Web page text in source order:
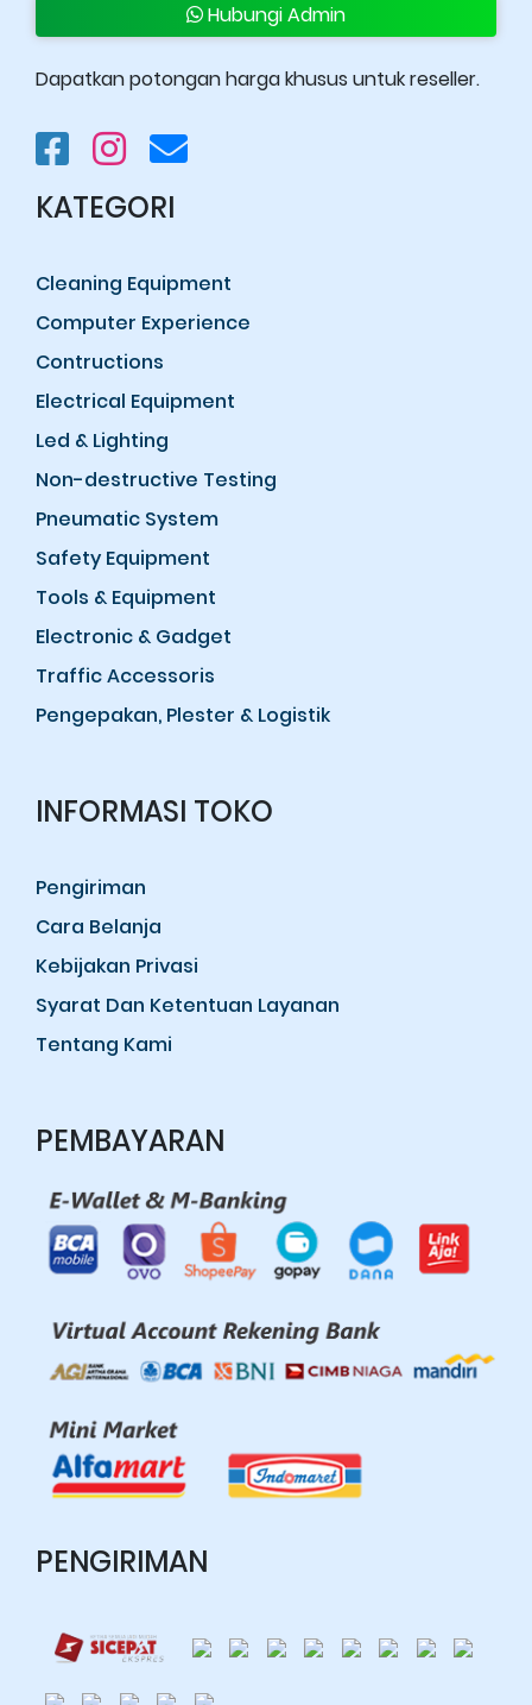
Hubungi Admin
Dapatkan potongan harga khusus untuk reseller.
KATEGORI
Cleaning Equipment
Computer Experience
Contructions
Electrical Equipment
Led & Lighting
Non-destructive Testing
Pneumatic System
Safety Equipment
Tools & Equipment
Electronic & Gadget
Traffic Accessoris
Pengepakan, Plester & Logistik
INFORMASI TOKO
Pengiriman
Cara Belanja
Kebijakan Privasi
Syarat Dan Ketentuan Layanan
Tentang Kami
PEMBAYARAN
PENGIRIMAN